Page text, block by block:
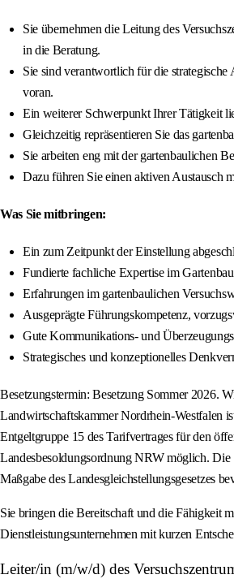
Sie übernehmen die Leitung des
in die Beratung.
Sie sind verantwortlich für die
voran.
Ein weiterer Schwerpunkt Ihrer Tätigkeit
Gleichzeitig repräsentieren Sie das
Sie arbeiten eng mit der gartenbaulichen
Dazu führen Sie einen aktiven Austausch
Was Sie mitbringen:
Ein zum Zeitpunkt der Einstellung
Fundierte fachliche Expertise im
Erfahrungen im gartenbaulichen
Ausgeprägte Führungskompetenz,
Gute Kommunikations- und
Strategisches und konzeptionelles
Besetzungstermin: Besetzung Sommer 2026.
Landwirtschaftskammer Nordrhein-Westfalen
Entgeltgruppe 15 des Tarifvertrages für den
Landesbesoldungsordnung NRW möglich. Die
Maßgabe des Landesgleichstellungsgesetzes
Sie bringen die Bereitschaft und die Fähigkeit
Dienstleistungsunternehmen mit kurzen
Leiter/in (m/w/d) des